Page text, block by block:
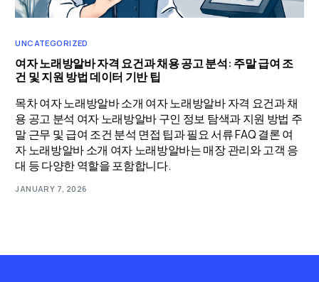
UNCATEGORIZED
여자 노래방알바 자격 요건과 채용 공고 분석: 주말 급여 조
건 및 지원 방법 데이터 기반 팁
목차 여자 노래방알바 소개 여자 노래방알바 자격 요건과 채
용 공고 분석 여자 노래방알바 구인 정보 탐색과 지원 방법 주
말 근무 및 급여 조건 분석 면접 팁과 필요 서류 FAQ 결론 여
자 노래방알바 소개 여자 노래방알바는 매장 관리와 고객 응
대 등 다양한 역할을 포함합니다.
JANUARY 7, 2026